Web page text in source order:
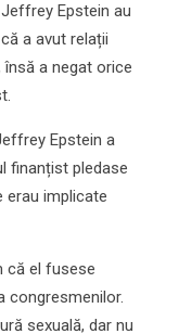
Epstein au
a avut relații
a negat orice
Epstein a
finanțist pledase
erau implicate
că el fusese
congresmenilor.
sexuală, dar nu